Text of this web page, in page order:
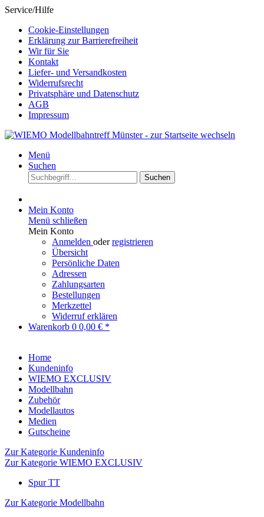
Service/Hilfe
Cookie-Einstellungen
Erklärung zur Barrierefreiheit
Wir für Sie
Kontakt
Liefer- und Versandkosten
Widerrufsrecht
Privatsphäre und Datenschutz
AGB
Impressum
Menü
Suchen
Suchen
Mein Konto
Menü schließen
Mein Konto
Anmelden oderregistrieren
Übersicht
Persönliche Daten
Adressen
Zahlungsarten
Bestellungen
Merkzettel
Widerruf erklären
Warenkorb 0 0,00 € *
Home
Kundeninfo
WIEMO EXCLUSIV
Modellbahn
Zubehör
Modellautos
Medien
Gutscheine
Zur Kategorie Kundeninfo
Zur Kategorie WIEMO EXCLUSIV
Spur TT
Zur Kategorie Modellbahn